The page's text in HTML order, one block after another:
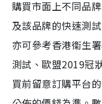
購買市面上不同品
及該品牌的快速測
亦可參考香港衞生
測試、歐盟2019冠
買前留意訂購平台